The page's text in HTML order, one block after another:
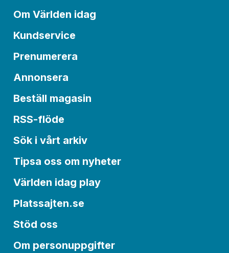
Om Världen idag
Kundservice
Prenumerera
Annonsera
Beställ magasin
RSS-flöde
Sök i vårt arkiv
Tipsa oss om nyheter
Världen idag play
Platssajten.se
Stöd oss
Om personuppgifter